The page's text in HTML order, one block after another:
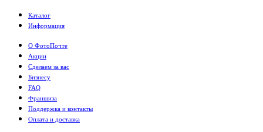
Каталог
Информация
О ФотоПочте
Акции
Сделаем за вас
Бизнесу
FAQ
Франшиза
Поддержка и контакты
Оплата и доставка